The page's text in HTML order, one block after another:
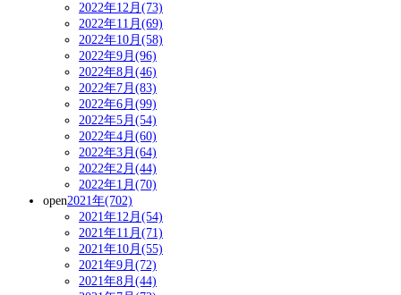
2022年12月(73)
2022年11月(69)
2022年10月(58)
2022年9月(96)
2022年8月(46)
2022年7月(83)
2022年6月(99)
2022年5月(54)
2022年4月(60)
2022年3月(64)
2022年2月(44)
2022年1月(70)
open2021年(702)
2021年12月(54)
2021年11月(71)
2021年10月(55)
2021年9月(72)
2021年8月(44)